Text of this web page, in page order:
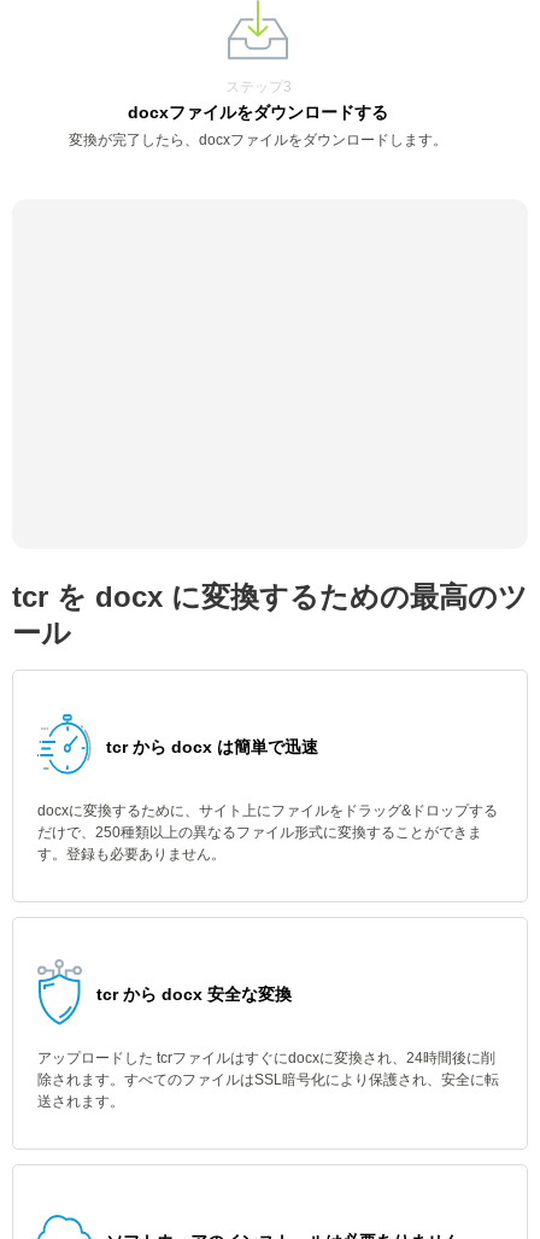
ステップ3
docxファイルをダウンロードする
変換が完了したら、docxファイルをダウンロードします。
tcr を docx に変換するための最高のツ
ール
tcr から docx は簡単で迅速
docxに変換するために、サイト上にファイルをドラッグ&ドロップする
だけで、250種類以上の異なるファイル形式に変換することができま
す。登録も必要ありません。
tcr から docx 安全な変換
アップロードした tcrファイルはすぐにdocxに変換され、24時間後に削
除されます。すべてのファイルはSSL暗号化により保護され、安全に転
送されます。